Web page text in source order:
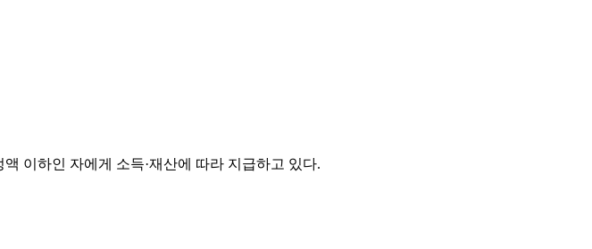
이하인 자에게 소득·재산에 따라 지급하고 있다.